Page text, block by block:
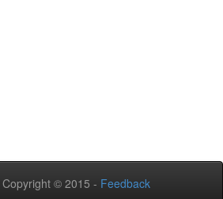
Copyright © 2015 - Feedback